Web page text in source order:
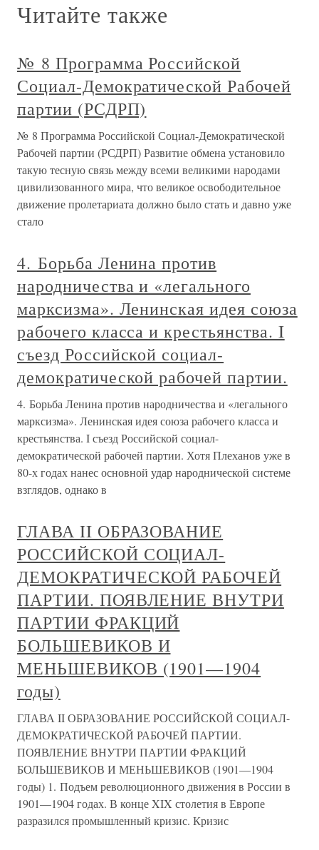
Читайте также
№ 8 Программа Российской
Социал-Демократической Рабочей
партии (РСДРП)
№ 8 Программа Российской Социал-Демократической
Рабочей партии (РСДРП) Развитие обмена установило
такую тесную связь между всеми великими народами
цивилизованного мира, что великое освободительное
движение пролетариата должно было стать и давно уже
стало
4. Борьба Ленина против
народничества и «легального
марксизма». Ленинская идея союза
рабочего класса и крестьянства. I
съезд Российской социал-
демократической рабочей партии.
4. Борьба Ленина против народничества и «легального
марксизма». Ленинская идея союза рабочего класса и
крестьянства. I съезд Российской социал-
демократической рабочей партии. Хотя Плеханов уже в
80-х годах нанес основной удар народнической системе
взглядов, однако в
ГЛАВА II ОБРАЗОВАНИЕ
РОССИЙСКОЙ СОЦИАЛ-
ДЕМОКРАТИЧЕСКОЙ РАБОЧЕЙ
ПАРТИИ. ПОЯВЛЕНИЕ ВНУТРИ
ПАРТИИ ФРАКЦИЙ
БОЛЬШЕВИКОВ И
МЕНЬШЕВИКОВ (1901—1904
годы)
ГЛАВА II ОБРАЗОВАНИЕ РОССИЙСКОЙ СОЦИАЛ-
ДЕМОКРАТИЧЕСКОЙ РАБОЧЕЙ ПАРТИИ.
ПОЯВЛЕНИЕ ВНУТРИ ПАРТИИ ФРАКЦИЙ
БОЛЬШЕВИКОВ И МЕНЬШЕВИКОВ (1901—1904
годы) 1. Подъем революционного движения в России в
1901—1904 годах. В конце XIX столетия в Европе
разразился промышленный кризис. Кризис